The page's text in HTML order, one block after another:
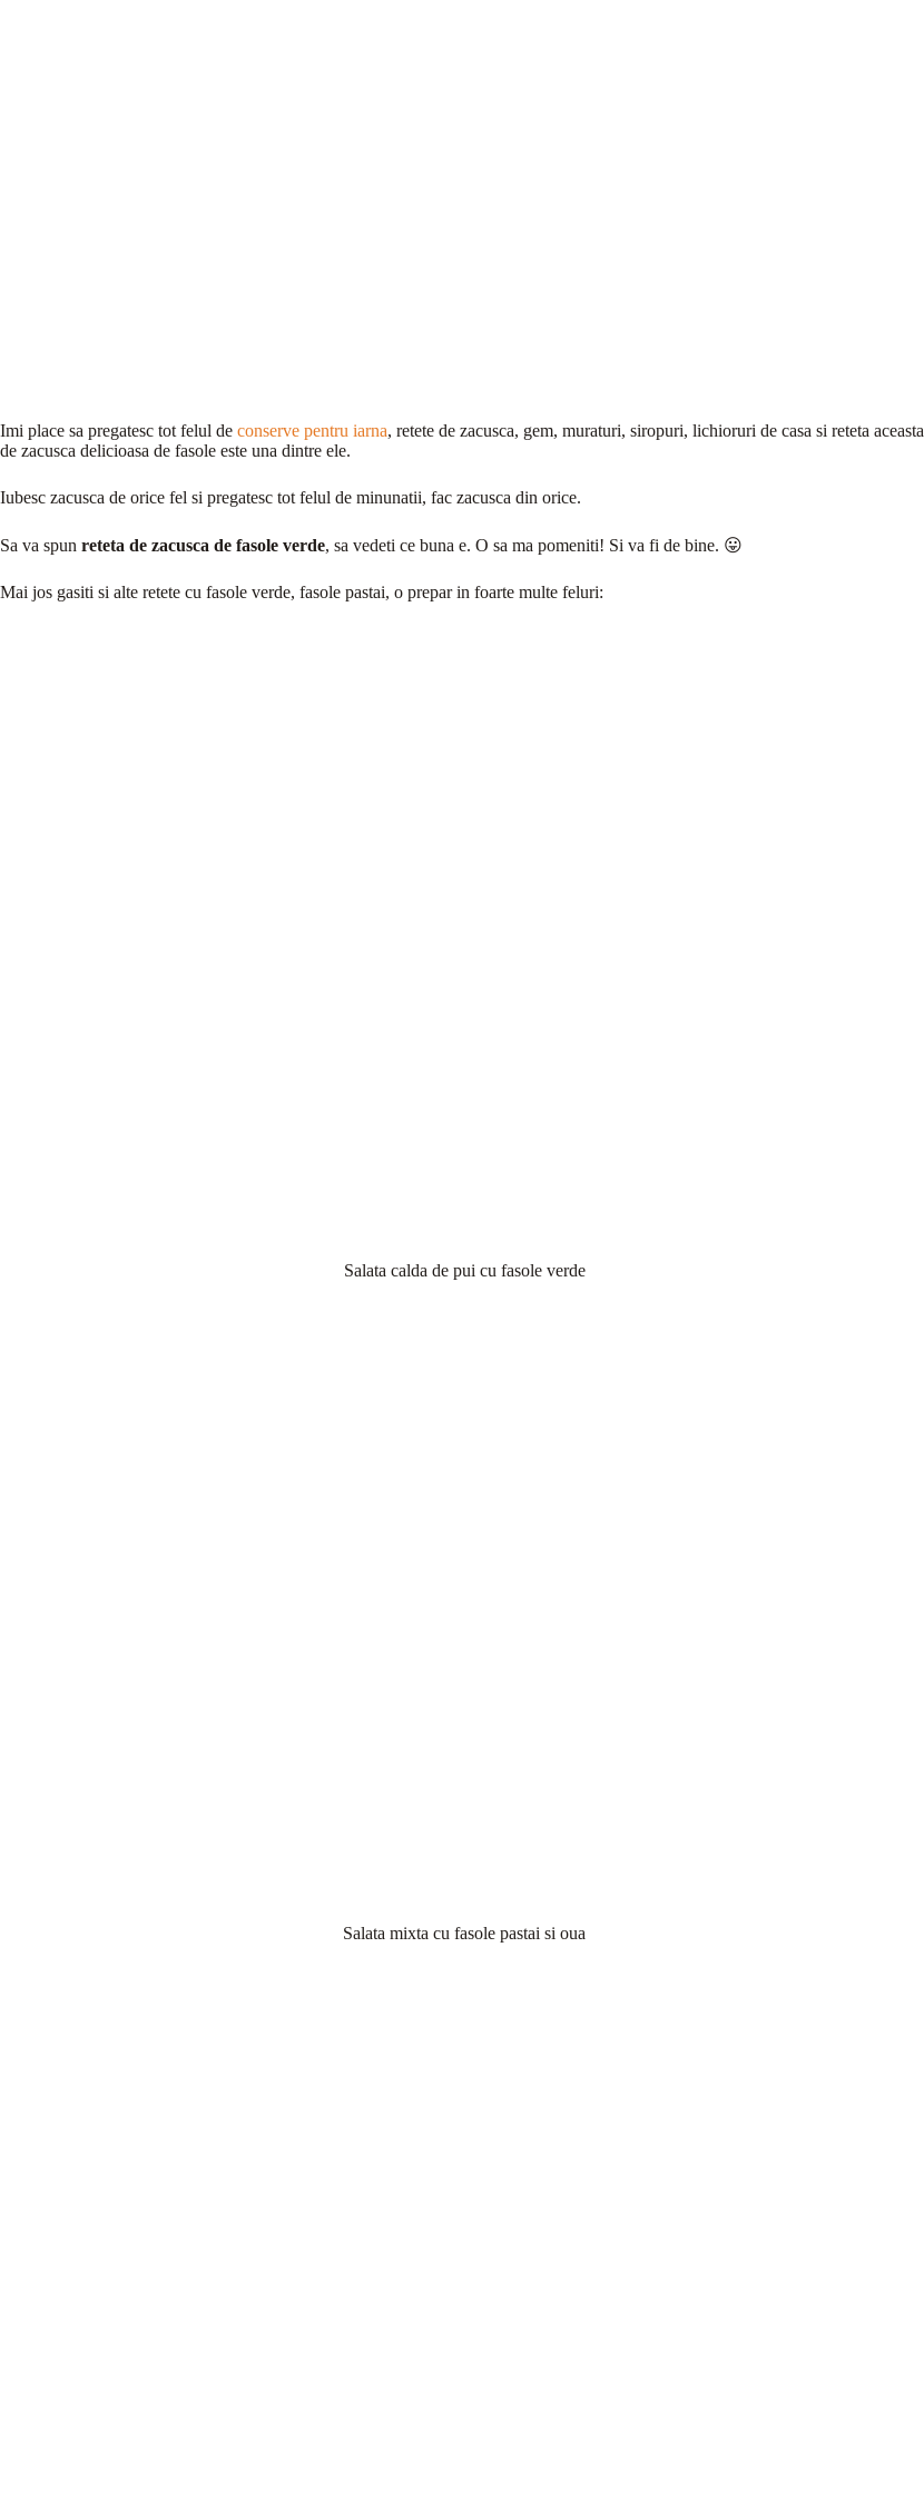
Imi place sa pregatesc tot felul de conserve pentru iarna, retete de zacusca, gem, muraturi, siropuri, lichioruri de casa si reteta aceasta
de zacusca delicioasa de fasole este una dintre ele.
Iubesc zacusca de orice fel si pregatesc tot felul de minunatii, fac zacusca din orice.
Sa va spun reteta de zacusca de fasole verde, sa vedeti ce buna e. O sa ma pomeniti! Si va fi de bine. 😛
Mai jos gasiti si alte retete cu fasole verde, fasole pastai, o prepar in foarte multe feluri:
Salata calda de pui cu fasole verde
Salata mixta cu fasole pastai si oua